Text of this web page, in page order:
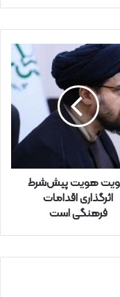
هویت پیش‌شرط
اثرگذاری اقدامات
فرهنگی است